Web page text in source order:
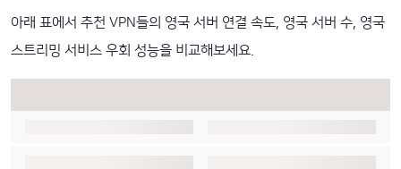
아래 표에서 추천 VPN들의 영국 서버 연결 속도, 영국 서버 수, 영국
스트리밍 서비스 우회 성능을 비교해보세요.